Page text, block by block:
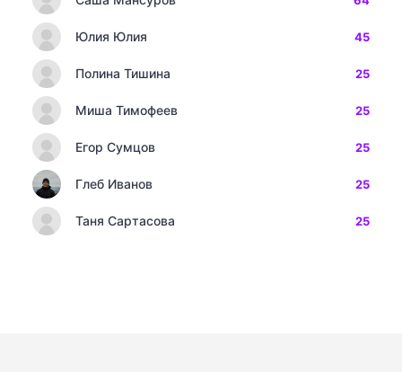
Юлия Юлия 45
Полина Тишина 25
Миша Тимофеев 25
Егор Сумцов 25
Глеб Иванов 25
Таня Сартасова 25